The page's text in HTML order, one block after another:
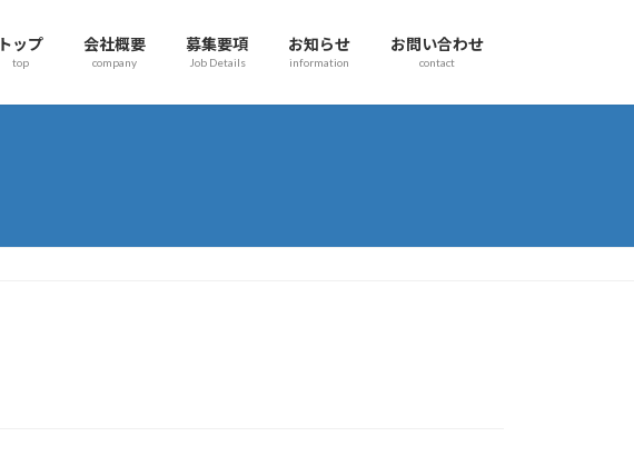
トップ
top
会社概要
company
募集要項
Job Details
お知らせ
information
お問い合わせ
contact